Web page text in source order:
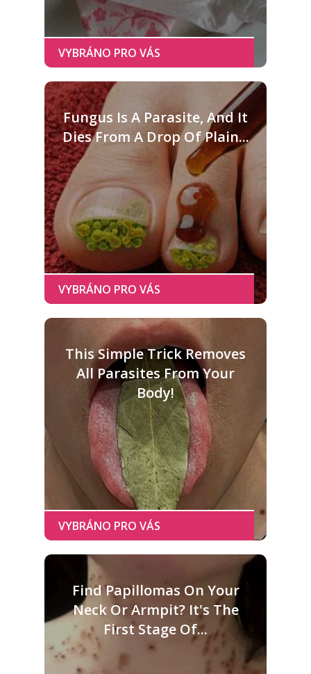
Fungus Is A Parasite, And It
Dies From A Drop Of Plain...
This Simple Trick Removes
All Parasites From Your
Body!
Find Papillomas On Your
Neck Or Armpit? It's The
First Stage Of...